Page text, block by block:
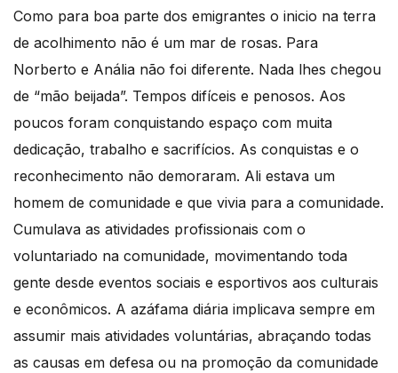
Como para boa parte dos emigrantes o inicio na terra
de acolhimento não é um mar de rosas. Para
Norberto e Anália não foi diferente. Nada lhes chegou
de “mão beijada”. Tempos difíceis e penosos. Aos
poucos foram conquistando espaço com muita
dedicação, trabalho e sacrifícios. As conquistas e o
reconhecimento não demoraram. Ali estava um
homem de comunidade e que vivia para a comunidade.
Cumulava as atividades profissionais com o
voluntariado na comunidade, movimentando toda
gente desde eventos sociais e esportivos aos culturais
e econômicos. A azáfama diária implicava sempre em
assumir mais atividades voluntárias, abraçando todas
as causas em defesa ou na promoção da comunidade